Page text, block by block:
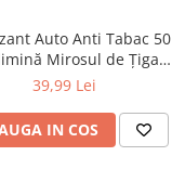
Auto Anti Tabac 50
Mirosul de Țigară
Interiorul
39,99 Lei
IN COS